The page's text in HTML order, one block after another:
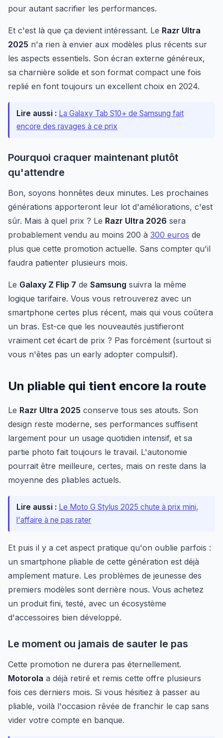
pour autant sacrifier les performances.
Et c'est là que ça devient intéressant. Le Razr Ultra
2025 n'a rien à envier aux modèles plus récents sur
les aspects essentiels. Son écran externe généreux,
sa charnière solide et son format compact une fois
replié en font toujours un excellent choix en 2024.
Lire aussi : La Galaxy Tab S10+ de Samsung fait
encore des ravages à ce prix
Pourquoi craquer maintenant plutôt
qu'attendre
Bon, soyons honnêtes deux minutes. Les prochaines
générations apporteront leur lot d'améliorations, c'est
sûr. Mais à quel prix ? Le Razr Ultra 2026 sera
probablement vendu au moins 200 à 300 euros de
plus que cette promotion actuelle. Sans compter qu'il
faudra patienter plusieurs mois.
Le Galaxy Z Flip 7 de Samsung suivra la même
logique tarifaire. Vous vous retrouverez avec un
smartphone certes plus récent, mais qui vous coûtera
un bras. Est-ce que les nouveautés justifieront
vraiment cet écart de prix ? Pas forcément (surtout si
vous n'êtes pas un early adopter compulsif).
Un pliable qui tient encore la route
Le Razr Ultra 2025 conserve tous ses atouts. Son
design reste moderne, ses performances suffisent
largement pour un usage quotidien intensif, et sa
partie photo fait toujours le travail. L'autonomie
pourrait être meilleure, certes, mais on reste dans la
moyenne des pliables actuels.
Lire aussi : Le Moto G Stylus 2025 chute à prix mini,
l'affaire à ne pas rater
Et puis il y a cet aspect pratique qu'on oublie parfois :
un smartphone pliable de cette génération est déjà
amplement mature. Les problèmes de jeunesse des
premiers modèles sont derrière nous. Vous achetez
un produit fini, testé, avec un écosystème
d'accessoires bien développé.
Le moment ou jamais de sauter le pas
Cette promotion ne durera pas éternellement.
Motorola a déjà retiré et remis cette offre plusieurs
fois ces derniers mois. Si vous hésitiez à passer au
pliable, voilà l'occasion rêvée de franchir le cap sans
vider votre compte en banque.